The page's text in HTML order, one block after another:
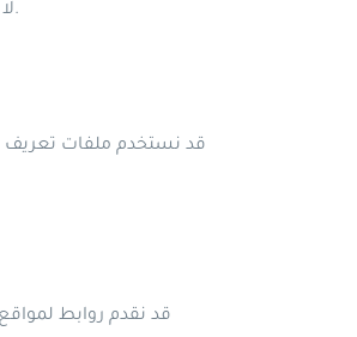
لا نقوم ببيع أو مشاركة معلوماتكم الشخصية مع أطراف ثالثة بدون موافقتكم الصريحة، ما لم يكن مطلوبًا قانونيًا أو في حالة الالتزام بمتطلبات قانونية.
قد نستخدم ملفات تعريف
قد نقدم روابط